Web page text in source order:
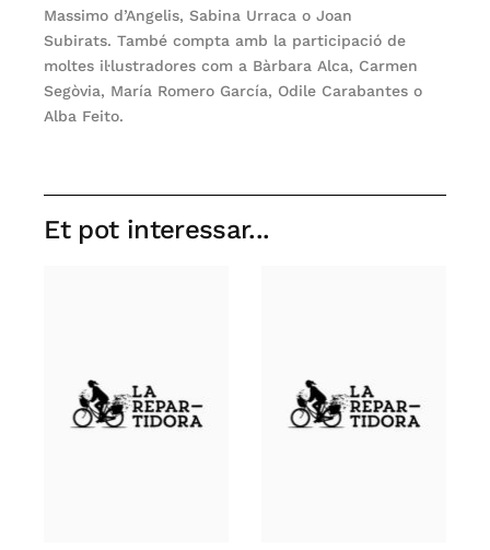
Massimo d’Angelis, Sabina Urraca o Joan
Subirats. També compta amb la participació de
moltes il·lustradores com a Bàrbara Alca, Carmen
Segòvia, María Romero García, Odile Carabantes o
Alba Feito.
Et pot interessar...